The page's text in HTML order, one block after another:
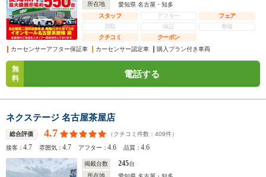
所在地
愛知県 名古屋・知多
スタッフ
アフター
フェア
買取
保証
整備
クチコミ
クーポン
カーセンサーアフター保証車
カーセンサー認定車 購入プラン付き車両
無
料
電話する
ネクステージ 名古屋茶屋店
総合評価 4.7 （クチコミ件数： 409件）
接客：4.7 雰囲気：4.7 アフター：4.6 品質：4.6
掲載台数 245台
所在地